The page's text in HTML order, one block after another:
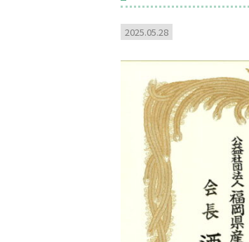
2025.05.28